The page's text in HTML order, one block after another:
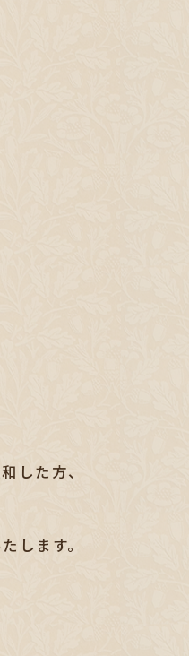
した方、
します。